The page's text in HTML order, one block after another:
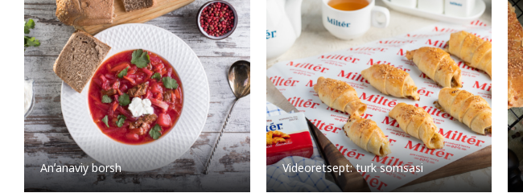
Anʼanaviy borsh Videoretsept: turk somsasi